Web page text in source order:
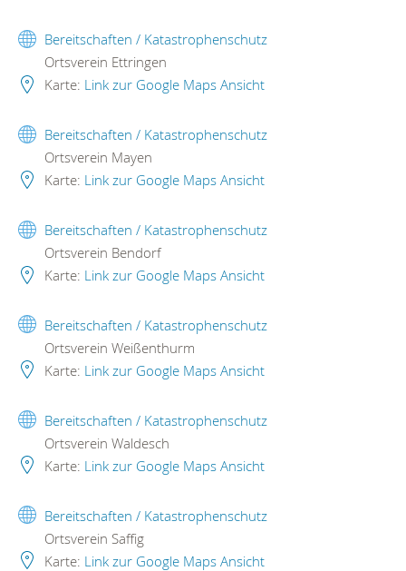
Bereitschaften / Katastrophenschutz
Ortsverein Ettringen
Karte: Link zur Google Maps Ansicht
Bereitschaften / Katastrophenschutz
Ortsverein Mayen
Karte: Link zur Google Maps Ansicht
Bereitschaften / Katastrophenschutz
Ortsverein Bendorf
Karte: Link zur Google Maps Ansicht
Bereitschaften / Katastrophenschutz
Ortsverein Weißenthurm
Karte: Link zur Google Maps Ansicht
Bereitschaften / Katastrophenschutz
Ortsverein Waldesch
Karte: Link zur Google Maps Ansicht
Bereitschaften / Katastrophenschutz
Ortsverein Saffig
Karte: Link zur Google Maps Ansicht